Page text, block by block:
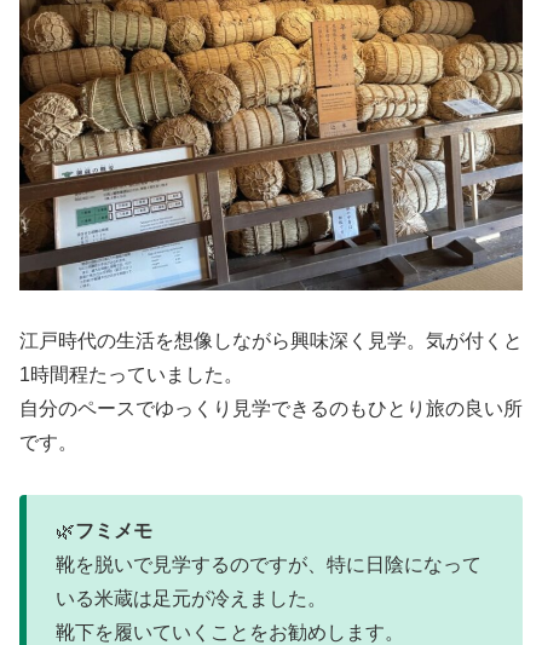
江戸時代の生活を想像しながら興味深く見学。気が付くと
1時間程たっていました。
自分のペースでゆっくり見学できるのもひとり旅の良い所
です。
🌿フミメモ
靴を脱いで見学するのですが、特に日陰になって
いる米蔵は足元が冷えました。
靴下を履いていくことをお勧めします。